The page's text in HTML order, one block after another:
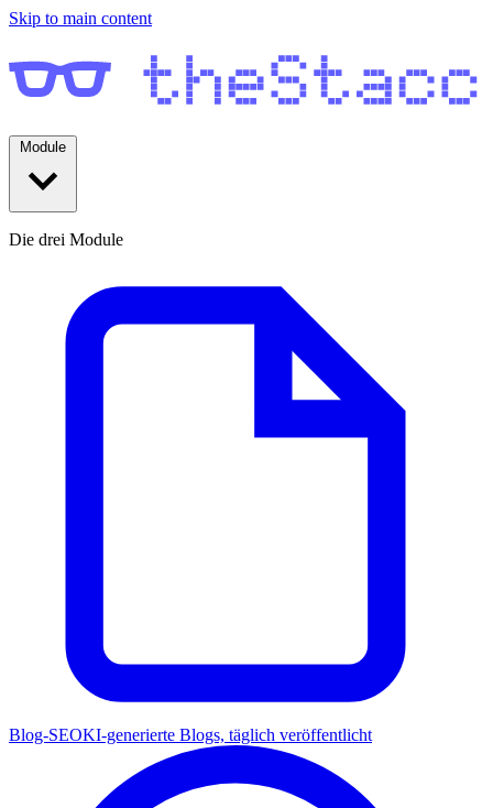
Skip to main content
Die drei Module
Blog-SEOKI-generierte Blogs, täglich veröffentlicht